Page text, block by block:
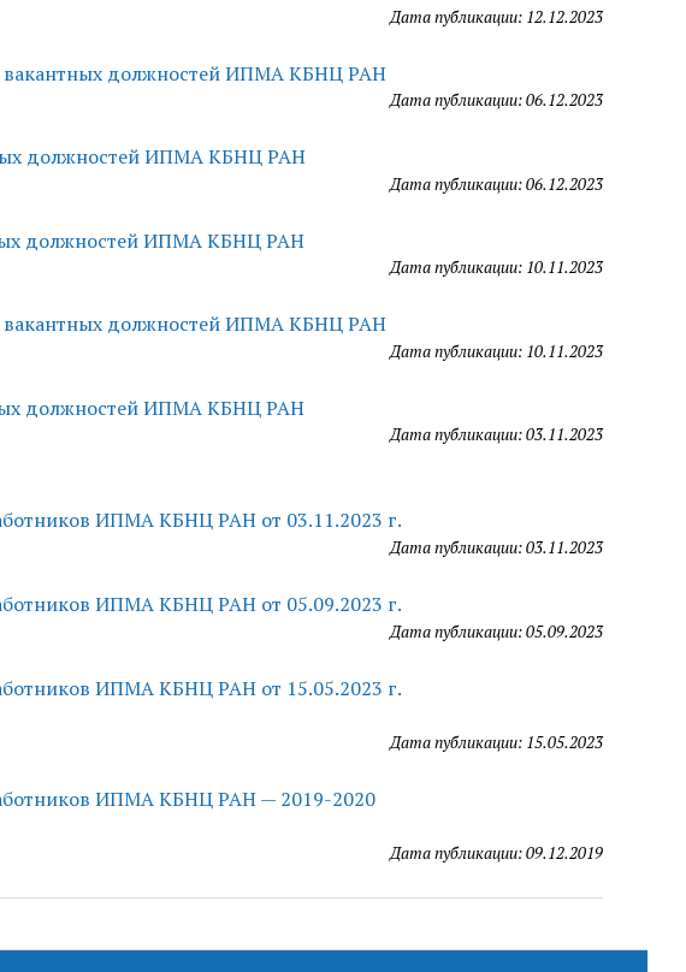
Дата публикации: 12.12.2023
вакантных должностей ИПМА КБНЦ РАН
Дата публикации: 06.12.2023
должностей ИПМА КБНЦ РАН
Дата публикации: 06.12.2023
должностей ИПМА КБНЦ РАН
Дата публикации: 10.11.2023
вакантных должностей ИПМА КБНЦ РАН
Дата публикации: 10.11.2023
должностей ИПМА КБНЦ РАН
Дата публикации: 03.11.2023
ИПМА КБНЦ РАН от 03.11.2023 г.
Дата публикации: 03.11.2023
ИПМА КБНЦ РАН от 05.09.2023 г.
Дата публикации: 05.09.2023
ИПМА КБНЦ РАН от 15.05.2023 г.
Дата публикации: 15.05.2023
ИПМА КБНЦ РАН — 2019-2020
Дата публикации: 09.12.2019